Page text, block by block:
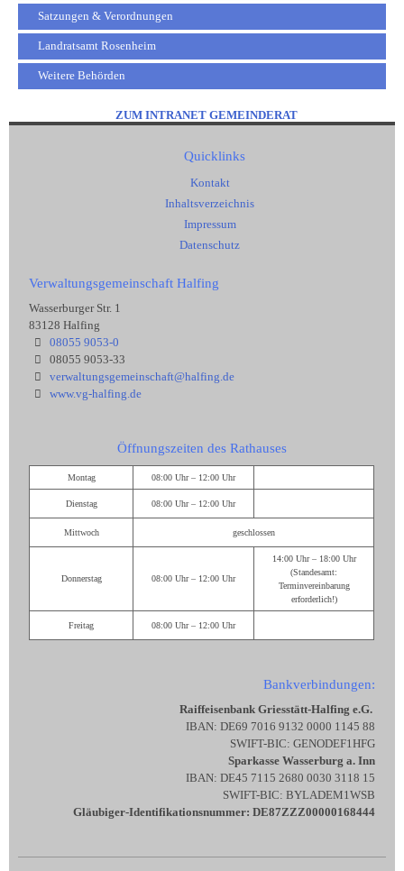
Satzungen & Verordnungen
Landratsamt Rosenheim
Weitere Behörden
ZUM INTRANET GEMEINDERAT
Quicklinks
Kontakt
Inhaltsverzeichnis
Impressum
Datenschutz
Verwaltungsgemeinschaft Halfing
Wasserburger Str. 1
83128 Halfing
08055 9053-0
08055 9053-33
verwaltungsgemeinschaft@halfing.de
www.vg-halfing.de
Öffnungszeiten des Rathauses
Montag 08:00 Uhr – 12:00 Uhr
Dienstag 08:00 Uhr – 12:00 Uhr
Mittwoch geschlossen
Donnerstag 08:00 Uhr – 12:00 Uhr
14:00 Uhr – 18:00 Uhr
(Standesamt:
Terminvereinbarung
erforderlich!)
Freitag 08:00 Uhr – 12:00 Uhr
Bankverbindungen:
Raiffeisenbank Griesstätt-Halfing e.G.
IBAN: DE69 7016 9132 0000 1145 88
SWIFT-BIC: GENODEF1HFG
Sparkasse Wasserburg a. Inn
IBAN: DE45 7115 2680 0030 3118 15
SWIFT-BIC: BYLADEM1WSB
Gläubiger-Identifikationsnummer: DE87ZZZ00000168444